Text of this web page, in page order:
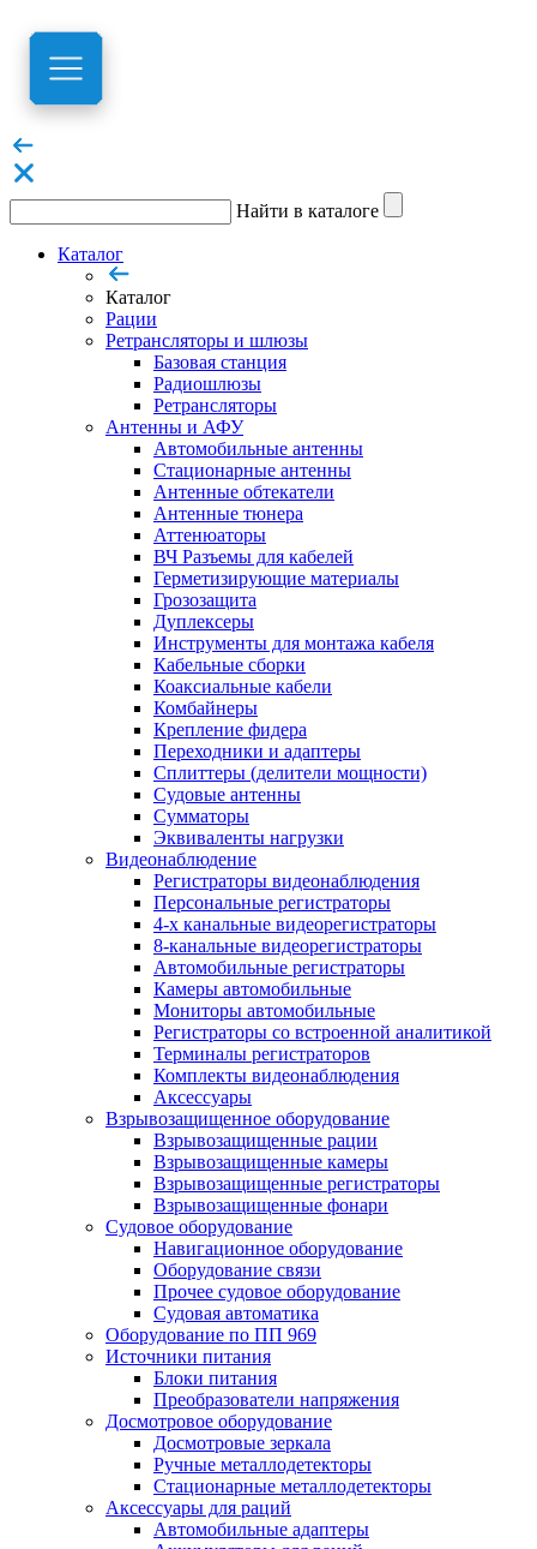
Найти в каталоге
Каталог
Каталог
Рации
Ретрансляторы и шлюзы
Базовая станция
Радиошлюзы
Ретрансляторы
Антенны и АФУ
Автомобильные антенны
Стационарные антенны
Антенные обтекатели
Антенные тюнера
Аттенюаторы
ВЧ Разъемы для кабелей
Герметизирующие материалы
Грозозащита
Дуплексеры
Инструменты для монтажа кабеля
Кабельные сборки
Коаксиальные кабели
Комбайнеры
Крепление фидера
Переходники и адаптеры
Сплиттеры (делители мощности)
Судовые антенны
Сумматоры
Эквиваленты нагрузки
Видеонаблюдение
Регистраторы видеонаблюдения
Персональные регистраторы
4-х канальные видеорегистраторы
8-канальные видеорегистраторы
Автомобильные регистраторы
Камеры автомобильные
Мониторы автомобильные
Регистраторы со встроенной аналитикой
Терминалы регистраторов
Комплекты видеонаблюдения
Аксессуары
Взрывозащищенное оборудование
Взрывозащищенные рации
Взрывозащищенные камеры
Взрывозащищенные регистраторы
Взрывозащищенные фонари
Судовое оборудование
Навигационное оборудование
Оборудование связи
Прочее судовое оборудование
Судовая автоматика
Оборудование по ПП 969
Источники питания
Блоки питания
Преобразователи напряжения
Досмотровое оборудование
Досмотровые зеркала
Ручные металлодетекторы
Стационарные металлодетекторы
Аксессуары для раций
Автомобильные адаптеры